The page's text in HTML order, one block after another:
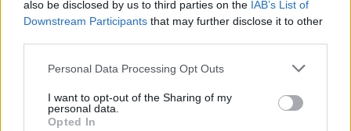
also be disclosed by us to third parties on the IAB’s List of
Downstream Participants that may further disclose it to other
Personal Data Processing Opt Outs
I want to opt-out of the Sharing of my
personal data.
Opted In
Artes Plásticas-Escultura, pela Faculdade de Belas
Artes da Universidade do Porto, onde concluiu, em
2020, o mestrado em Artes Plásticas-Intermédia. No
exposição ENTRE[]TANTO, que contou com a
participação de todos os alunos de Mestrado em Artes